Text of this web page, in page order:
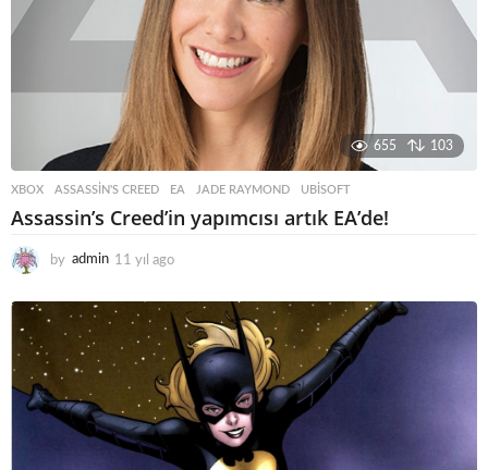
o
655 103
XBOX ASSASSIN'S CREED ,EA ,JADE RAYMOND ,UBISOFT
Assassin’s Creed’in yapımcısı artık EA’de!
by admin 11 yıl ago
y
ı
l
a
g
o